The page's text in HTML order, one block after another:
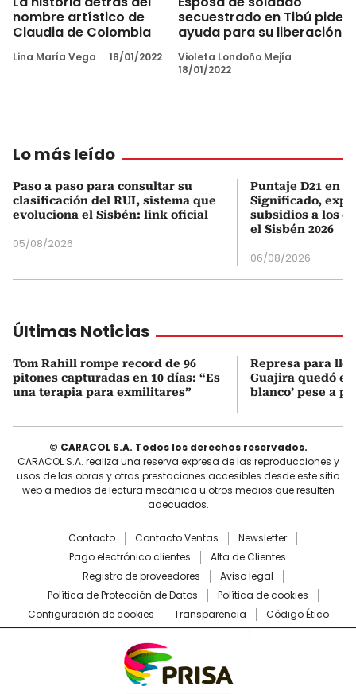
nombre artístico de
Claudia de Colombia
Lina María Vega 18/01/2022
secuestrado en Tibú pide
ayuda para su liberación
Violeta Londoño Mejía
18/01/2022
Lo más leído
Paso a paso para consultar su
clasificación del RUI, sistema que
evoluciona el Sisbén: link oficial
05/08/2026
Puntaje D21 en
Significado,
subsidios a los
el Sisbén 2026
06/08/2026
Últimas Noticias
Tom Rahill rompe record de 96
pitones capturadas en 10 días: “Es
una terapia para exmilitares”
Represa para
Guajira quedó en
blanco’ pese a
© CARACOL S.A. Todos los derechos reservados.
CARACOL S.A. realiza una reserva expresa de las reproducciones y
usos de las obras y otras prestaciones accesibles desde este sitio
web a medios de lectura mecánica u otros medios que resulten
adecuados.
Contacto Contacto Ventas
Newsletter
Pago electrónico clientes
Alta de Clientes
Registro de proveedores
Aviso legal
Política de Protección de Datos
Política de cookies
Configuración de cookies
Transparencia Código Ético